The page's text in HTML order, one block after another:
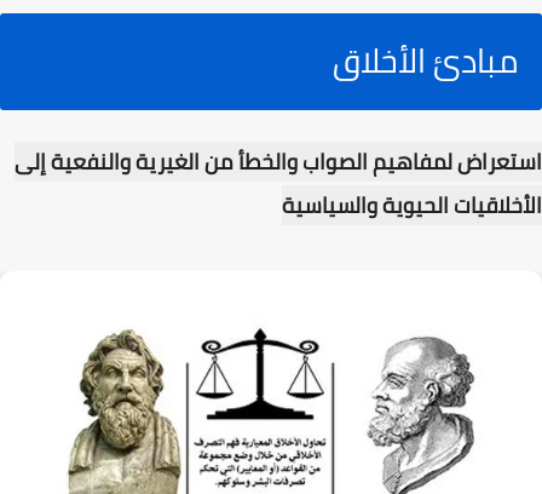
مبادئ الأخلاق
استعراض لمفاهيم الصواب والخطأ من الغيرية والنفعية إلى
الأخلاقيات الحيوية والسياسية